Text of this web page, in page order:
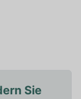
Sie